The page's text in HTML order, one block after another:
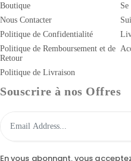
Boutique
Nous Contacter
Politique de Confidentialité
Politique de Remboursement et de
Retour
Politique de Livraison
Souscrire à nos Offres
En vous abonnant, vous